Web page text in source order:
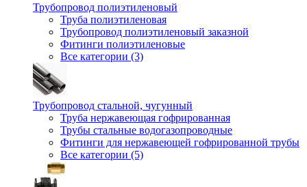
Трубопровод полиэтиленовый
Труба полиэтиленовая
Трубопровод полиэтиленовый заказной
Фитинги полиэтиленовые
Все категории (3)
Трубопровод стальной, чугунный
Труба нержавеющая гофрированная
Трубы стальные водогазопроводные
Фитинги для нержавеющей гофрированной трубы
Все категории (5)